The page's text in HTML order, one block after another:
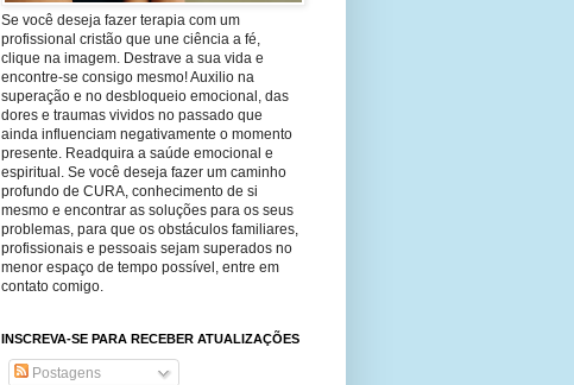
Se você deseja fazer terapia com um
profissional cristão que une ciência a fé,
clique na imagem. Destrave a sua vida e
encontre-se consigo mesmo! Auxilio na
superação e no desbloqueio emocional, das
dores e traumas vividos no passado que
ainda influenciam negativamente o momento
presente. Readquira a saúde emocional e
espiritual. Se você deseja fazer um caminho
profundo de CURA, conhecimento de si
mesmo e encontrar as soluções para os seus
problemas, para que os obstáculos familiares,
profissionais e pessoais sejam superados no
menor espaço de tempo possível, entre em
contato comigo.
INSCREVA-SE PARA RECEBER ATUALIZAÇÕES
Postagens